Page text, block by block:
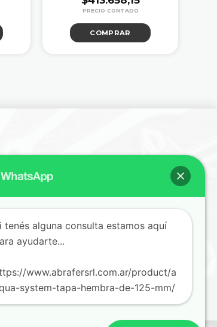
COMPRAR
y comprobantes
tenés alguna consulta estamos aquí
ayudarte...
www.abrafersrl.com.ar/product/a
system-tapa-hembra-de-125-mm/